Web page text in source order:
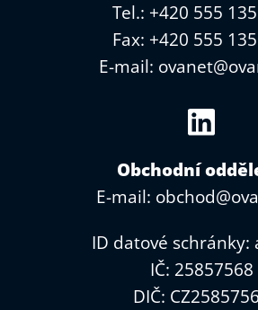
Tel.: +420 555
Fax: +420 555
E-mail:
Obchodní
E-mail:
ID datové schránky:
IČ: 25857568
DIČ: